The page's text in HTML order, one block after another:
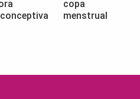
copa
menstrual